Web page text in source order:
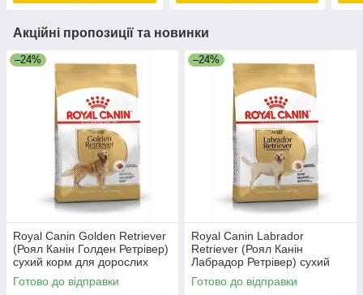
Акційні пропозиції та новинки
–24%
Royal Canin Golden Retriever
(Роял Канін Голден Ретрівер)
сухий корм для дорослих
собак, 12 КГ
Готово до відправки
–24%
Royal Canin Labrador
Retriever (Роял Канін
Лабрадор Ретрівер) сухий
корм для дорослих собак, 12
КГ
Готово до відправки